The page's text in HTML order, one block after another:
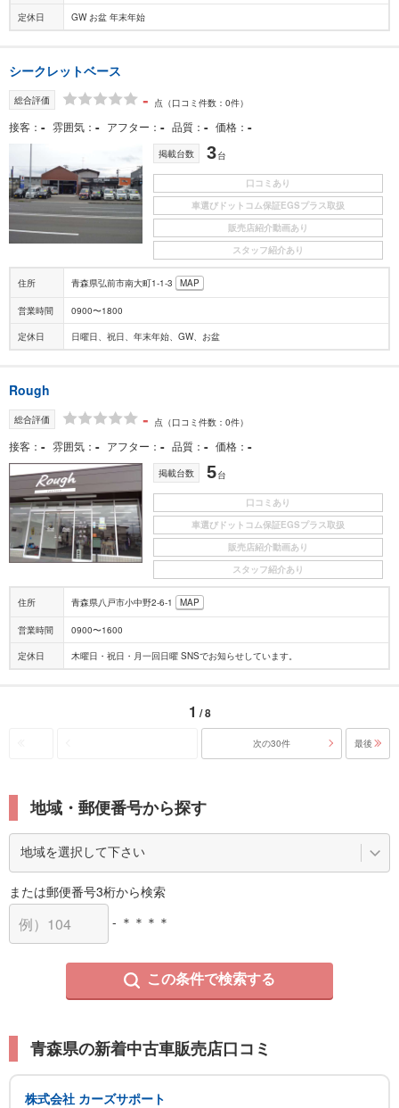
定休日 GW お盆 年末年始
シークレットベース
総合評価 - 点 （口コミ件数：0件）
接客 - 雰囲気 - アフター - 品質 - 価格 -
掲載台数 3台
口コミあり
車選びドットコム保証EGSプラス取扱
販売店紹介動画あり
スタッフ紹介あり
住所 青森県弘前市南大町1-1-3 MAP
営業時間 0900〜1800
定休日 日曜日、祝日、年末年始、GW、お盆
Rough
総合評価 - 点 （口コミ件数：0件）
接客 - 雰囲気 - アフター - 品質 - 価格 -
掲載台数 5台
口コミあり
車選びドットコム保証EGSプラス取扱
販売店紹介動画あり
スタッフ紹介あり
住所 青森県八戸市小中野2-6-1 MAP
営業時間 0900〜1600
定休日 木曜日・祝日・月一回日曜 SNSでお知らせしています。
1 / 8
次の30件 最後
地域・郵便番号から探す
または郵便番号3桁から検索
- ＊＊＊＊
この条件で検索する
青森県の新着中古車販売店口コミ
株式会社 カーズサポート